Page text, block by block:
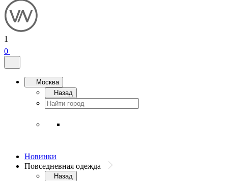
1
0
Москва
Назад
Новинки
Повседневная одежда
Назад